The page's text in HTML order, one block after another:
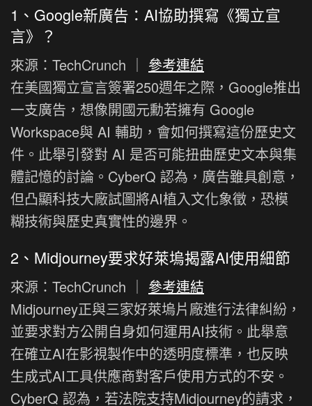
1、Google新廣告：AI協助撰寫《獨立宣
言》？
來源：TechCrunch ｜ 參考連結
在美國獨立宣言簽署250週年之際，Google推出
一支廣告，想像開國元勳若擁有 Google
Workspace與 AI 輔助，會如何撰寫這份歷史文
件。此舉引發對 AI 是否可能扭曲歷史文本與集
體記憶的討論。CyberQ 認為，廣告雖具創意，
但凸顯科技大廠試圖將AI植入文化象徵，恐模
糊技術與歷史真實性的邊界。
2、Midjourney要求好萊塢揭露AI使用細節
來源：TechCrunch ｜ 參考連結
Midjourney正與三家好萊塢片廠進行法律糾紛，
並要求對方公開自身如何運用AI技術。此舉意
在確立AI在影視製作中的透明度標準，也反映
生成式AI工具供應商對客戶使用方式的不安。
CyberQ 認為，若法院支持Midjourney的請求，